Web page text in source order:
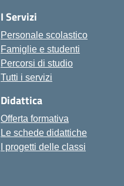
I Servizi
Personale scolastico
Famiglie e studenti
Percorsi di studio
Tutti i servizi
Didattica
Offerta formativa
Le schede didattiche
I progetti delle classi